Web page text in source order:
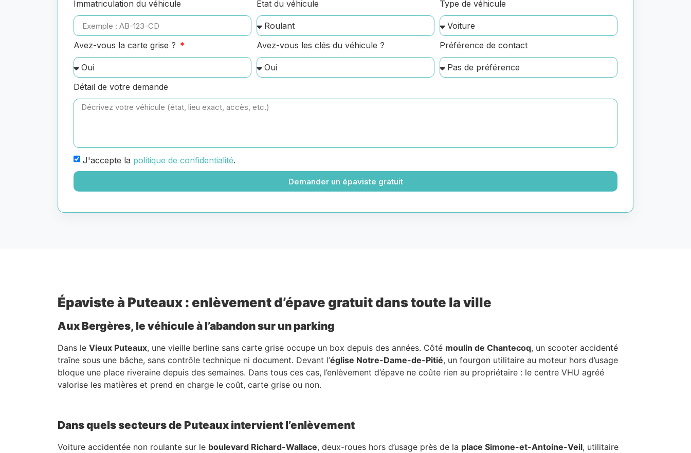
Immatriculation du véhicule État du véhicule Type de véhicule
Avez-vous la carte grise ? Avez-vous les clés du véhicule ? Préférence de contact
Détail de votre demande
J'accepte la politique de confidentialité.
Demander un épaviste gratuit
Épaviste à Puteaux : enlèvement d’épave gratuit dans toute la ville
Aux Bergères, le véhicule à l’abandon sur un parking
Dans le Vieux Puteaux, une vieille berline sans carte grise occupe un box depuis des années. Côté moulin de Chantecoq, un scooter accidenté
traîne sous une bâche, sans contrôle technique ni document. Devant l’église Notre-Dame-de-Pitié, un fourgon utilitaire au moteur hors d’usage
bloque une place riveraine depuis des semaines. Dans tous ces cas, l’enlèvement d’épave ne coûte rien au propriétaire : le centre VHU agréé
valorise les matières et prend en charge le coût, carte grise ou non.
Dans quels secteurs de Puteaux intervient l’enlèvement
Voiture accidentée non roulante sur le boulevard Richard-Wallace, deux-roues hors d’usage près de la place Simone-et-Antoine-Veil, utilitaire